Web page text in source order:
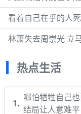
看着自己在乎的人
林萧失去周崇光 立
热点生活
哪怕牺牲自己
结局让人意难平